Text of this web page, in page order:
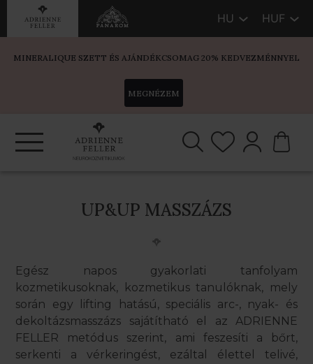
HU HUF
MINERALIQUE SZETT ÉS AJÁNDÉKCSOMAG 20% KEDVEZMÉNNYEL
MEGNÉZEM
UP&UP MASSZÁZS
Egész napos gyakorlati tanfolyam
kozmetikusoknak, kozmetikus tanulóknak, mely
során egy lifting hatású, speciális arc-, nyak- és
dekoltázsmasszázs sajátítható el az ADRIENNE
FELLER metódus szerint, ami feszesíti a bőrt,
serkenti a vérkeringést, ezáltal élettel telivé,